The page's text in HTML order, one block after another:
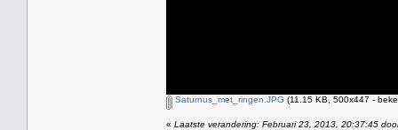
Saturnus_met_ringen.JPG (11.15 KB, 500x447 -
« Laatste verandering: Februari 23, 2013, 20:37:45